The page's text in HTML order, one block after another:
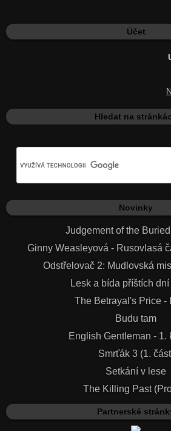
Účet
Hledat na
Novinky
Judgement of the
Ginny Weasleyová - Rusovlasá
Odstřelovač 2: Mudlovská
Lesk a bída příštích dní
The Betrayal's Price -
Budu tam
English Gentleman - 1.
Smrťák 3 (1.
Setkání v lese
The Killing Past
Partnerské